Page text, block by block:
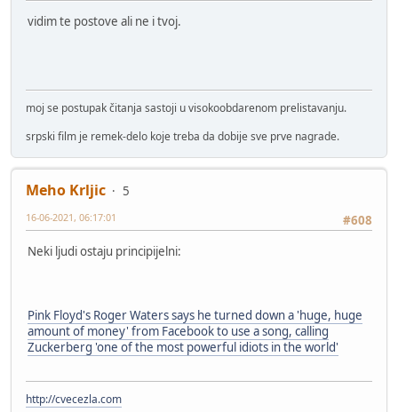
vidim te postove ali ne i tvoj.
moj se postupak čitanja sastoji u visokoobdarenom prelistavanju.
srpski film je remek-delo koje treba da dobije sve prve nagrade.
Meho Krljic
5
#608
16-06-2021, 06:17:01
Neki ljudi ostaju principijelni:
Pink Floyd's Roger Waters says he turned down a 'huge, huge
amount of money' from Facebook to use a song, calling
Zuckerberg 'one of the most powerful idiots in the world'
http://cvecezla.com